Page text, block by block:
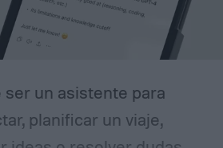
ser un asistente para
planificar un viaje,